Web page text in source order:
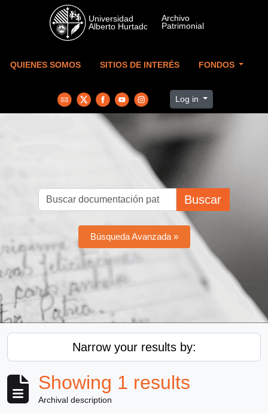
Skip to main content
QUIENES SOMOS SITIOS DE INTERÉS FONDOS
Log in
Buscar
Búsqueda Avanzada »
Narrow your results by:
Showing 1 results
Archival description